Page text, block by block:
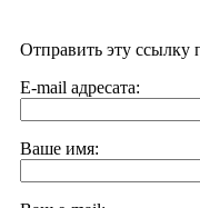
Отправить эту ссылку
E-mail адресата:
Ваше имя: